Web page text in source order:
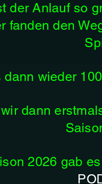
der Anlauf so
fanden den
wieder
dann
2026 gab